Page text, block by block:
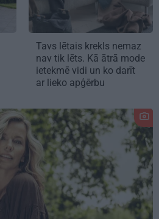
Tavs lētais krekls nemaz
nav tik lēts. Kā ātrā mode
ietekmē vidi un ko darīt
ar lieko apģērbu